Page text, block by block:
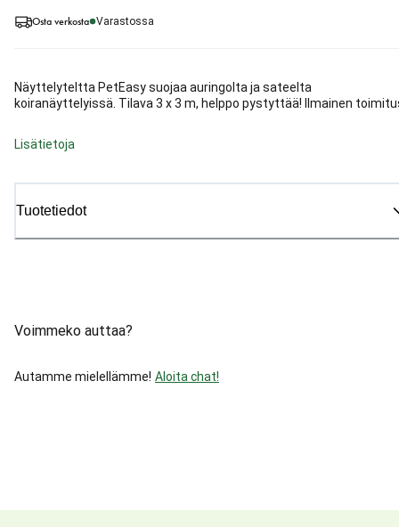
Osta verkosta Varastossa
Näyttelyteltta PetEasy suojaa auringolta ja sateelta
koiranäyttelyissä. Tilava 3 x 3 m, helppo pystyttää! Ilmainen
Lisätietoja
Tuotetiedot
Voimmeko auttaa?
Autamme mielellämme! Aloita chat!